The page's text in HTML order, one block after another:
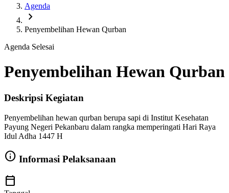
Agenda
chevron_right
Penyembelihan Hewan Qurban
Agenda Selesai
Penyembelihan Hewan Qurban
Deskripsi Kegiatan
Penyembelihan hewan qurban berupa sapi di Institut Kesehatan
Payung Negeri Pekanbaru dalam rangka memperingati Hari Raya
Idul Adha 1447 H
info Informasi Pelaksanaan
calendar_today